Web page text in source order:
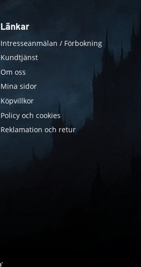
Länkar
Intresseanmälan / Förbokning
Kundtjänst
Om oss
Mina sidor
Köpvillkor
Policy och cookies
Reklamation och retur